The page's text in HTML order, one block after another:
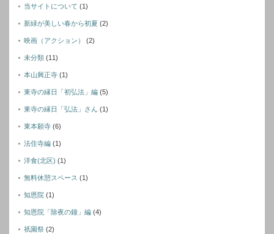
当サイトについて (1)
新緑が美しい春から初夏 (2)
映画（アクション） (2)
未分類 (11)
本山興正寺 (1)
東寺の縁日「初弘法」編 (5)
東寺の縁日「弘法」さん (1)
東本願寺 (6)
法住寺編 (1)
洋食(北区) (1)
無料休憩スペース (1)
知恩院 (1)
知恩院「除夜の鐘」編 (4)
祇園祭 (2)